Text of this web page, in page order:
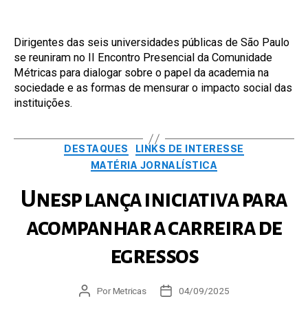
Dirigentes das seis universidades públicas de São Paulo
se reuniram no II Encontro Presencial da Comunidade
Métricas para dialogar sobre o papel da academia na
sociedade e as formas de mensurar o impacto social das
instituições.
Categorias
DESTAQUES
LINKS DE INTERESSE
MATÉRIA JORNALÍSTICA
Unesp lança iniciativa para
acompanhar a carreira de
egressos
AutorPorMetricas
Data04/09/2025